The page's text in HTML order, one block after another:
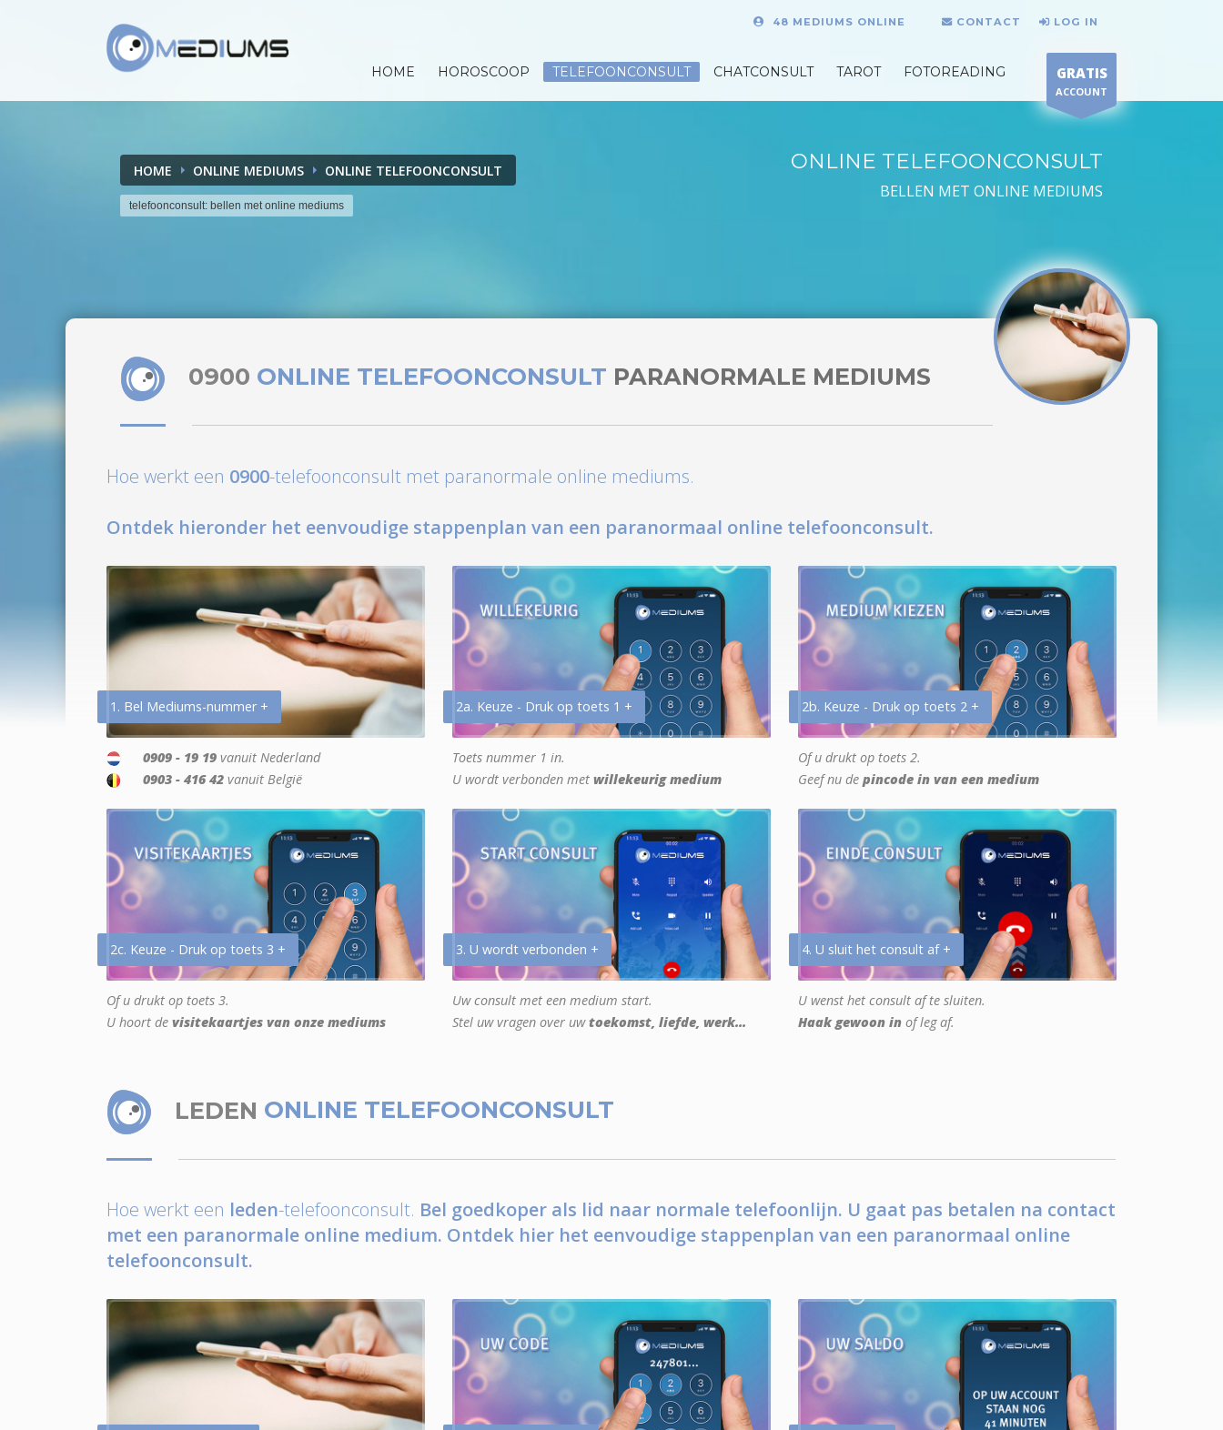
48 MEDIUMS ONLINE CONTACT LOG IN
HOME HOROSCOOP TELEFOONCONSULT CHATCONSULT TAROT FOTOREADING GRATIS
ACCOUNT
HOME ONLINE MEDIUMS ONLINE TELEFOONCONSULT
telefoonconsult: bellen met online mediums
ONLINE TELEFOONCONSULT
BELLEN MET ONLINE MEDIUMS
0900 ONLINE TELEFOONCONSULT PARANORMALE MEDIUMS
Hoe werkt een 0900-telefoonconsult met paranormale online mediums.
Ontdek hieronder het eenvoudige stappenplan van een paranormaal online telefoonconsult.
1. Bel Mediums-nummer +
0909 - 19 19 vanuit Nederland
0903 - 416 42 vanuit België
2a. Keuze - Druk op toets 1 +
Toets nummer 1 in.
U wordt verbonden met willekeurig medium
2b. Keuze - Druk op toets 2 +
Of u drukt op toets 2.
Geef nu de pincode in van een medium
2c. Keuze - Druk op toets 3 +
Of u drukt op toets 3.
U hoort de visitekaartjes van onze mediums
3. U wordt verbonden +
Uw consult met een medium start.
Stel uw vragen over uwtoekomst, liefde, werk...
4. U sluit het consult af +
U wenst het consult af te sluiten.
Haak gewoon in of leg af.
LEDEN ONLINE TELEFOONCONSULT
Hoe werkt een leden-telefoonconsult. Bel goedkoper als lid naar normale telefoonlijn. U gaat pas betalen na contact
met een paranormale online medium. Ontdek hier het eenvoudige stappenplan van een paranormaal online
telefoonconsult.